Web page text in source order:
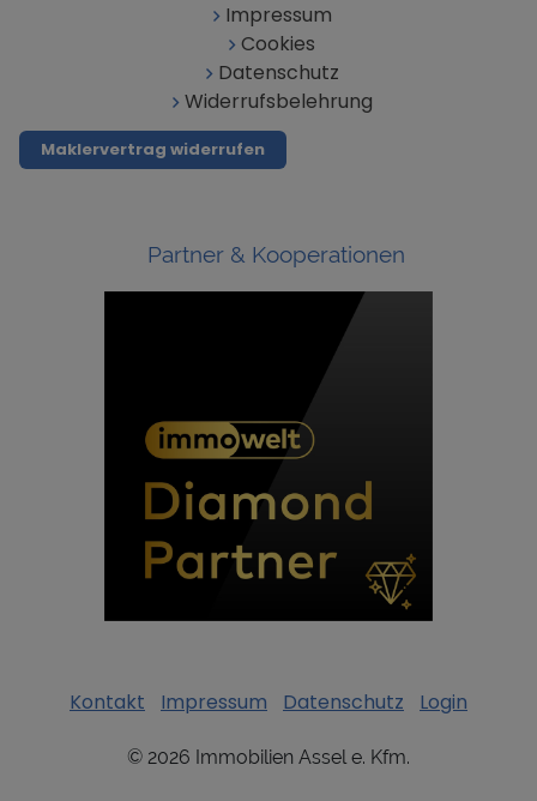
Impressum
Cookies
Datenschutz
Widerrufsbelehrung
Maklervertrag widerrufen
Partner & Kooperationen
Kontakt Impressum Datenschutz Login
© 2026 Immobilien Assel e. Kfm.